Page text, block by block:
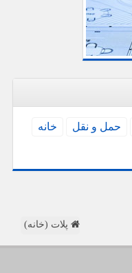
حمل و نقل
خانه
پلات (خانه)